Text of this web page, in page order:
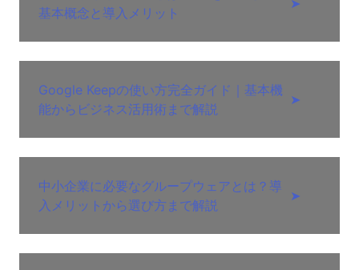
基本概念と導入メリット
Google Keepの使い方完全ガイド｜基本機
能からビジネス活用術まで解説
➤
中小企業に必要なグループウェアとは？導
入メリットから選び方まで解説
➤